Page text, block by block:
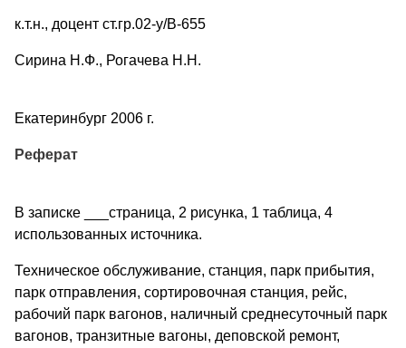
к.т.н., доцент ст.гр.02-у/В-655
Сирина Н.Ф., Рогачева Н.Н.
Екатеринбург 2006 г.
Реферат
В записке ___страница, 2 рисунка, 1 таблица, 4
использованных источника.
Техническое обслуживание, станция, парк прибытия,
парк отправления, сортировочная станция, рейс,
рабочий парк вагонов, наличный среднесуточный парк
вагонов, транзитные вагоны, деповской ремонт,